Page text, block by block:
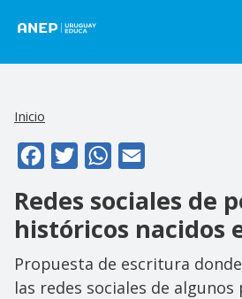
Inicio
FacebookTwitterWhatsApp
Redes sociales de
históricos nacidos
Propuesta de escritura
las redes sociales de algunos